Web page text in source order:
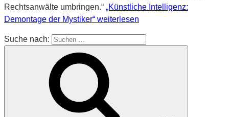
Rechtsanwälte umbringen.“ „Künstliche Intelligenz:
Demontage der Mystiker“ weiterlesen
Suche nach: